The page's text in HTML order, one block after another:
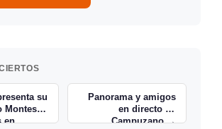
su
Montes
en
Panorama y amigos
en directo en
Campuzano →